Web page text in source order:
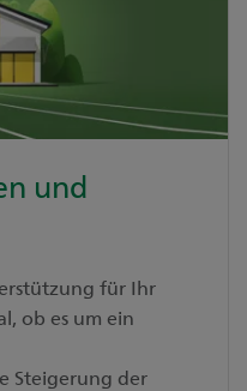
und
für Ihr
ob es um ein
Steigerung der